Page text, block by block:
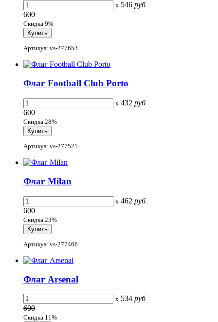
x 546 руб
600
Скидка 9%
Артикул: vs-277653
Флаг Football Club Porto
x 432 руб
600
Скидка 28%
Артикул: vs-277521
Флаг Milan
x 462 руб
600
Скидка 23%
Артикул: vs-277466
Флаг Arsenal
x 534 руб
600
Скидка 11%